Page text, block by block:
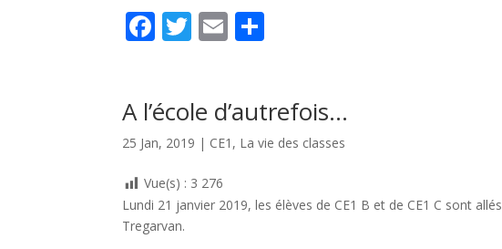
F
b
o
o
k
T
er
E
l g
er
A l’école d’autrefois…
25 Jan, 2019 | CE1 , La vie des classes
Vue(s) : 3 276
Lundi 21 janvier 2019, les élèves de CE1 B et de CE1 C sont
Tregarvan.